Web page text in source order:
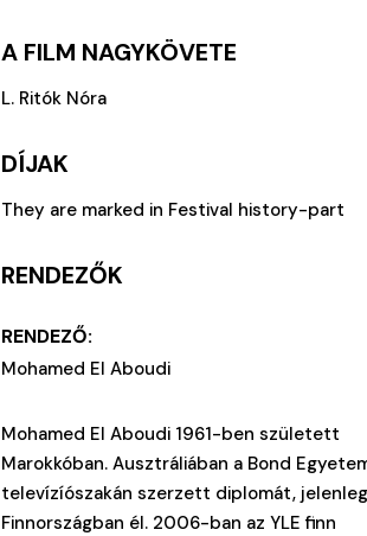
A FILM NAGYKÖVETE
L. Ritók Nóra
DÍJAK
They are marked in Festival history-part
RENDEZŐK
RENDEZŐ:
Mohamed El Aboudi
Mohamed El Aboudi 1961-ben született
Marokkóban. Ausztráliában a Bond
televízíószakán szerzett diplomát, jelenleg
Finnországban él. 2006-ban az YLE finn